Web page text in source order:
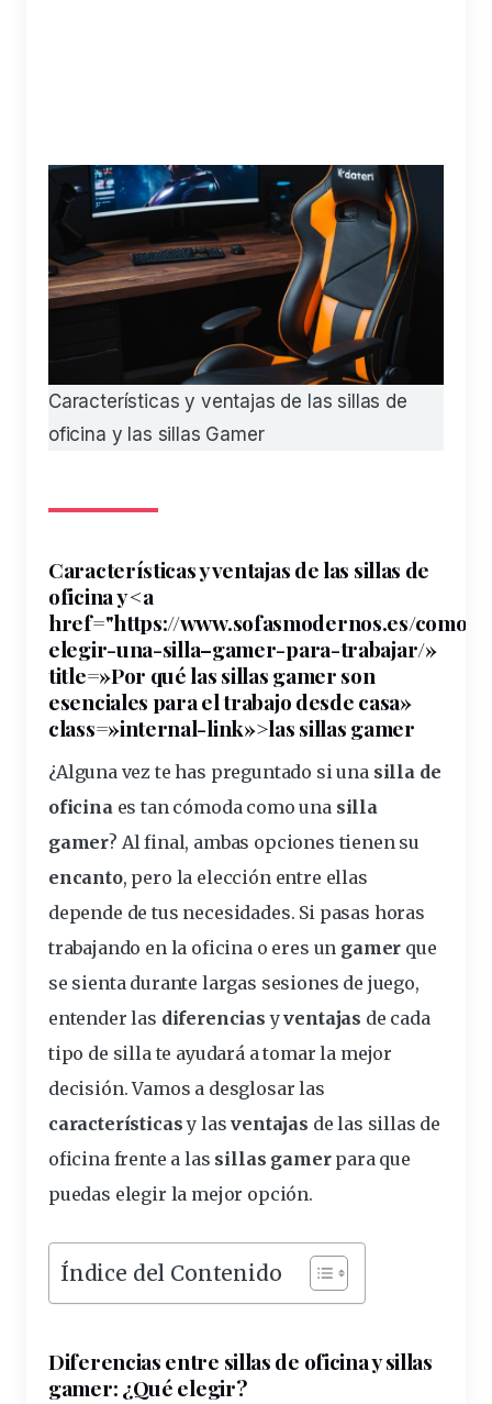
Características y ventajas de las sillas de
oficina y las sillas Gamer
Características yventajasde las sillas de
oficinay <a
href="https://www.sofasmodernos.es/como-
elegir-una-silla–gamer-para-trabajar/»
title=»Por qué las sillas gamer son
esenciales para eltrabajodesde casa»
class=»internal-link»>las sillas gamer
¿Alguna vez te has preguntado si una silla de
oficinaes tan cómoda como una silla
gamer? Al final, ambas opciones tienen su
encanto, pero la elección entre ellas
depende de tus necesidades. Si pasas horas
trabajando en la oficina o eres un gamer que
se sienta durante largas sesiones de juego,
entender las diferencias yventajas de cada
tipo de silla te ayudará a tomar la mejor
decisión. Vamos a desglosar las
característicasy lasventajas de las sillas de
oficina frente a las sillas gamerpara que
puedas elegir la mejor opción.
Índice del Contenido
Diferencias entre sillas de oficina y sillas
gamer: ¿Qué elegir?